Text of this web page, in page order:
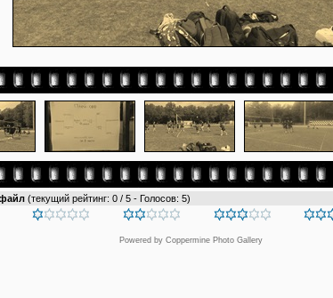
(текущий рейтинг: 0 / 5 - Голосов: 5)
Powered by Coppermine Photo Gallery